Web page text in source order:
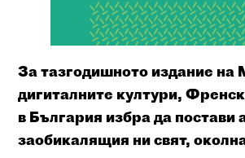
За тазгодишното издание на
дигиталните култури,
в България избра да постави
заобикалящия ни свят,